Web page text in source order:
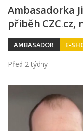
Ambasadorka
příběh
AMBASADOR E-
Před 2 týdny